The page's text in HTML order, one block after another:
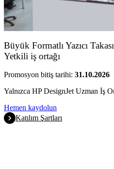
Büyük Formatlı Yazıcı
Yetkili iş ortağı
Promosyon bitiş tarihi: 31.10.2026
Yalnızca HP DesignJet Uzman İş
Hemen kaydolun
Katılım Şartları